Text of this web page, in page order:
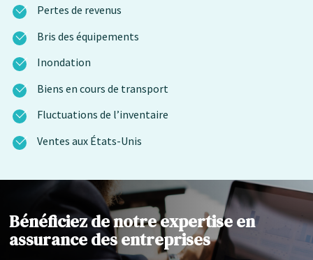
Pertes de revenus
Bris des équipements
Inondation
Biens en cours de transport
Fluctuations de l’inventaire
Ventes aux États-Unis
Bénéficiez de notre expertise en
assurance des entreprises